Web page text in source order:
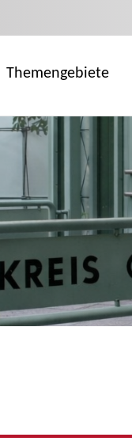
Themengebiete